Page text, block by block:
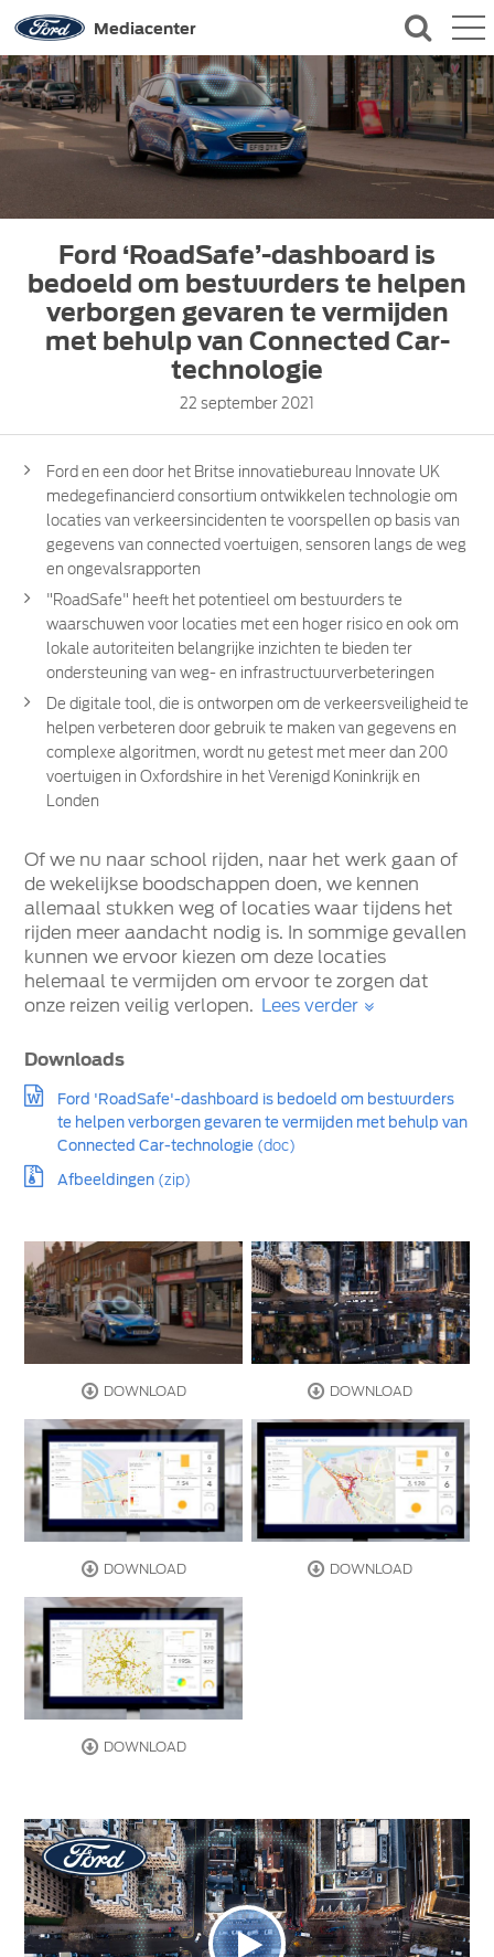
Mediacenter
CONTACT
Ford ‘RoadSafe’-dashboard is
bedoeld om bestuurders te helpen
verborgen gevaren te vermijden
met behulp van Connected Car-
technologie
22 september 2021
Ford en een door het Britse innovatiebureau Innovate UK
medegefinancierd consortium ontwikkelen technologie om
locaties van verkeersincidenten te voorspellen op basis van
gegevens van connected voertuigen, sensoren langs de weg
en ongevalsrapporten
"RoadSafe" heeft het potentieel om bestuurders te
waarschuwen voor locaties met een hoger risico en ook om
lokale autoriteiten belangrijke inzichten te bieden ter
ondersteuning van weg- en infrastructuurverbeteringen
De digitale tool, die is ontworpen om de verkeersveiligheid te
helpen verbeteren door gebruik te maken van gegevens en
complexe algoritmen, wordt nu getest met meer dan 200
voertuigen in Oxfordshire in het Verenigd Koninkrijk en
Londen
Of we nu naar school rijden, naar het werk gaan of
de wekelijkse boodschappen doen, we kennen
allemaal stukken weg of locaties waar tijdens het
rijden meer aandacht nodig is. In sommige gevallen
kunnen we ervoor kiezen om deze locaties
helemaal te vermijden om ervoor te zorgen dat
onze reizen veilig verlopen. Lees verder
Downloads
Ford 'RoadSafe'-dashboard is bedoeld om bestuurders
te helpen verborgen gevaren te vermijden met behulp van
Connected Car-technologie (doc)
Afbeeldingen (zip)
DOWNLOAD DOWNLOAD
DOWNLOAD DOWNLOAD
DOWNLOAD